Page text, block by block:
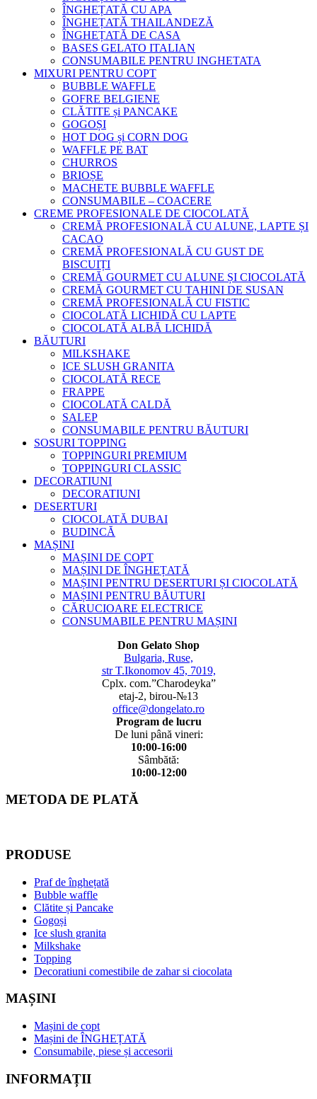
ÎNGHEȚATĂ CU APA
ÎNGHEȚATĂ THAILANDEZĂ
ÎNGHEȚATĂ DE CASA
BASES GELATO ITALIAN
CONSUMABILE PENTRU INGHETATA
MIXURI PENTRU COPT
BUBBLE WAFFLE
GOFRE BELGIENE
CLĂTITE și PANCAKE
GOGOȘI
HOT DOG și CORN DOG
WAFFLE PE BAT
CHURROS
BRIOȘE
MACHETE BUBBLE WAFFLE
CONSUMABILE – COACERE
CREME PROFESIONALE DE CIOCOLATĂ
CREMĂ PROFESIONALĂ CU ALUNE, LAPTE ȘI
CACAO
CREMĂ PROFESIONALĂ CU GUST DE
BISCUIȚI
CREMĂ GOURMET CU ALUNE ȘI CIOCOLATĂ
CREMĂ GOURMET CU TAHINI DE SUSAN
CREMĂ PROFESIONALĂ CU FISTIC
CIOCOLATĂ LICHIDĂ CU LAPTE
CIOCOLATĂ ALBĂ LICHIDĂ
BĂUTURI
MILKSHAKE
ICE SLUSH GRANITA
CIOCOLATĂ RECE
FRAPPE
CIOCOLATĂ CALDĂ
SALEP
CONSUMABILE PENTRU BĂUTURI
SOSURI TOPPING
TOPPINGURI PREMIUM
TOPPINGURI CLASSIC
DECORATIUNI
DECORATIUNI
DESERTURI
CIOCOLATĂ DUBAI
BUDINCĂ
MAȘINI
MAȘINI DE COPT
MAȘINI DE ÎNGHEȚATĂ
MAȘINI PENTRU DESERTURI ȘI CIOCOLATĂ
MAȘINI PENTRU BĂUTURI
CĂRUCIOARE ELECTRICE
CONSUMABILE PENTRU MAȘINI
Don Gelato Shop
Bulgaria, Ruse,
str T.Ikonomov 45, 7019,
Cplx. com.”Charodeyka”
etaj-2, birou-№13
office@dongelato.ro
Program de lucru
De luni până vineri:
10:00-16:00
Sâmbătă:
10:00-12:00
METODA DE PLATĂ
PRODUSE
Praf de înghețată
Bubble waffle
Clătite și Pancake
Gogoși
Ice slush granita
Milkshake
Topping
Decoratiuni comestibile de zahar si ciocolata
MAȘINI
Mașini de copt
Mașini de ÎNGHEȚATĂ
Consumabile, piese și accesorii
INFORMAȚII